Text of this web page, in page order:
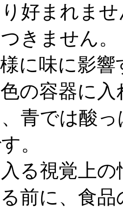
好まれま
きません。
に味に影
の容器に
青では酸
。
る視覚上
前に、食